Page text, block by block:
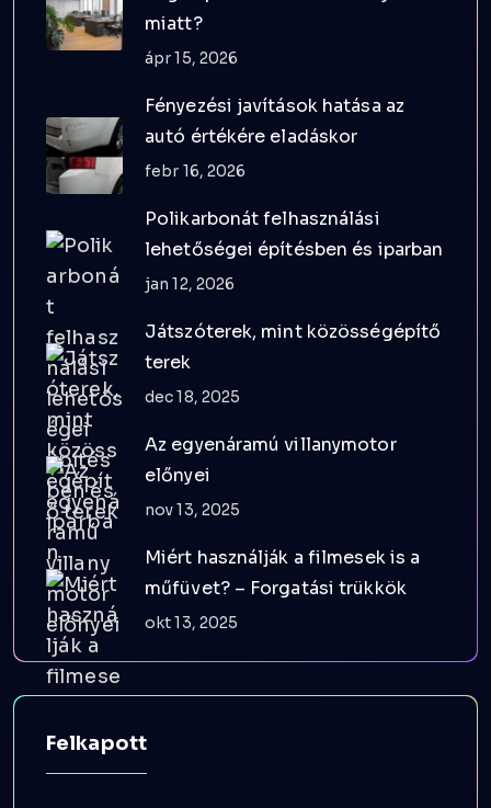
miatt?
ápr 15, 2026
Fényezési javítások hatása az
autó értékére eladáskor
febr 16, 2026
Polikarbonát felhasználási
lehetőségei építésben és iparban
jan 12, 2026
Játszóterek, mint közösségépítő
terek
dec 18, 2025
Az egyenáramú villanymotor
előnyei
nov 13, 2025
Miért használják a filmesek is a
műfüvet? – Forgatási trükkök
okt 13, 2025
Felkapott